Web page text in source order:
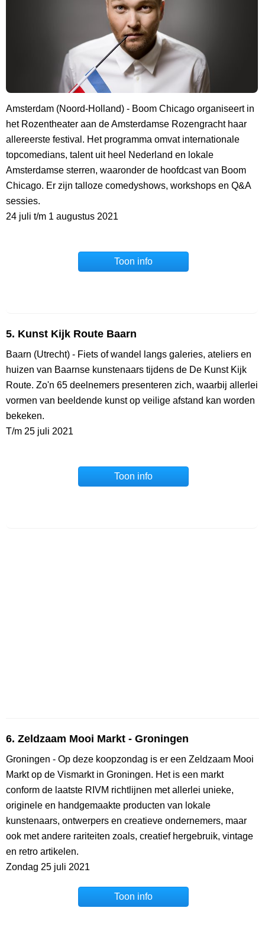
Amsterdam (Noord-Holland) - Boom Chicago organiseert in
het Rozentheater aan de Amsterdamse Rozengracht haar
allereerste festival. Het programma omvat internationale
topcomedians, talent uit heel Nederland en lokale
Amsterdamse sterren, waaronder de hoofdcast van Boom
Chicago. Er zijn talloze comedyshows, workshops en Q&A
sessies.
24 juli t/m 1 augustus 2021
Toon info
5. Kunst Kijk Route Baarn
Baarn (Utrecht) - Fiets of wandel langs galeries, ateliers en
huizen van Baarnse kunstenaars tijdens de De Kunst Kijk
Route. Zo'n 65 deelnemers presenteren zich, waarbij allerlei
vormen van beeldende kunst op veilige afstand kan worden
bekeken.
T/m 25 juli 2021
Toon info
6. Zeldzaam Mooi Markt - Groningen
Groningen - Op deze koopzondag is er een Zeldzaam Mooi
Markt op de Vismarkt in Groningen. Het is een markt
conform de laatste RIVM richtlijnen met allerlei unieke,
originele en handgemaakte producten van lokale
kunstenaars, ontwerpers en creatieve ondernemers, maar
ook met andere rariteiten zoals, creatief hergebruik, vintage
en retro artikelen.
Zondag 25 juli 2021
Toon info